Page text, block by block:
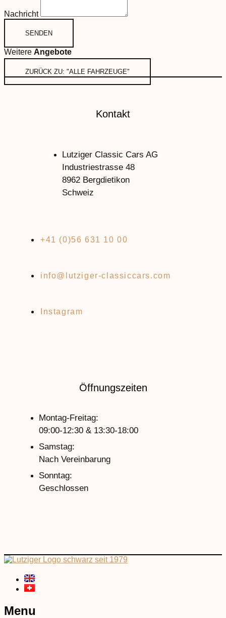
Nachricht
SENDEN
Weitere Angebote
ZURÜCK ZU: "ALLE FAHRZEUGE"
Kontakt
Lutziger Classic Cars AG
Industriestrasse 48
8962 Bergdietikon
Schweiz
+41 (0)56 631 10 00
info@lutziger-classiccars.com
Instagram
Öffnungszeiten
Montag-Freitag:
09:00-12:30 & 13:30-18:00
Samstag:
Nach Vereinbarung
Sonntag:
Geschlossen
Menu